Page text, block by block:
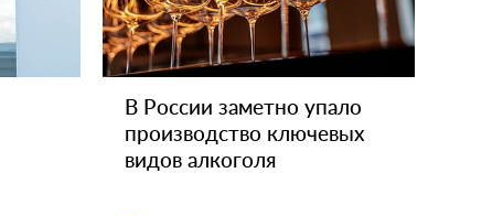
В России заметно упало
производство ключевых
видов алкоголя